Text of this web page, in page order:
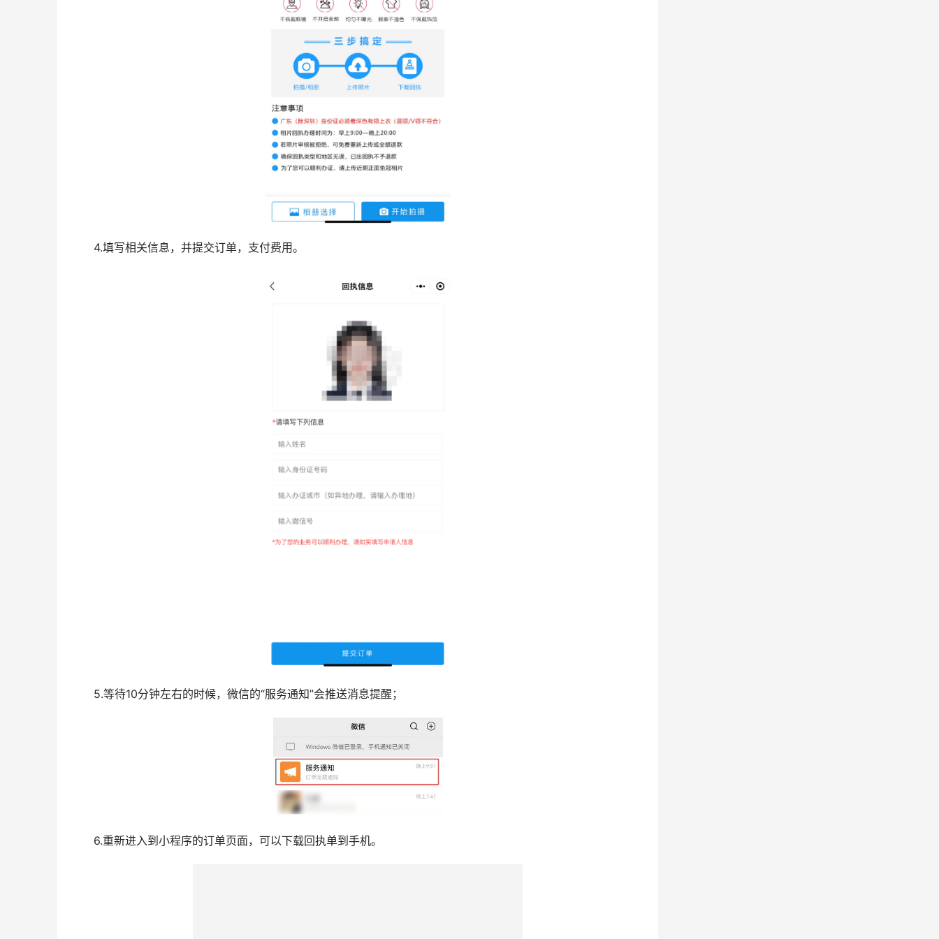
4.填写相关信息，并提交订单，支付费用。
5.等待10分钟左右的时候，微信的“服务通知”会推送消息提醒；
6.重新进入到小程序的订单页面，可以下载回执单到手机。